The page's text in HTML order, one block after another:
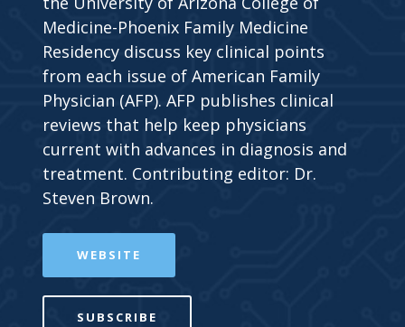
Medicine-Phoenix Family Medicine
Residency discuss key clinical points
from each issue of American Family
Physician (AFP). AFP publishes clinical
reviews that help keep physicians
current with advances in diagnosis and
treatment. Contributing editor: Dr.
Steven Brown.
WEBSITE
SUBSCRIBE